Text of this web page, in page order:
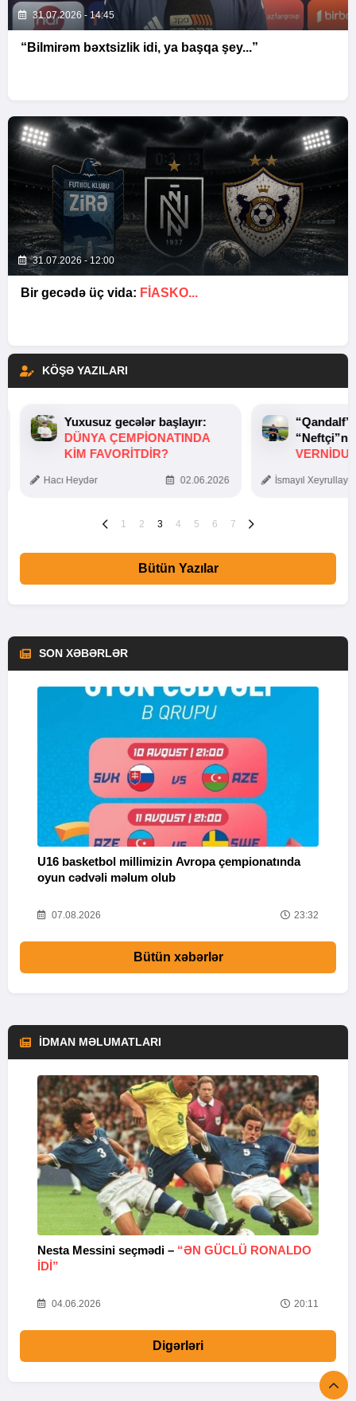
31.07.2026 - 14:45
“Bilmirəm bəxtsizlik idi, ya başqa şey...”
31.07.2026 - 12:00
Bir gecədə üç vida: FIASKO...
KÖŞƏ YAZILARI
Yuxusuz gecələr başlayır:
DÜNYA ÇEMPIONATINDA
KIM FAVORITDIR?
Hacı Heydər 02.06.2026 İsmayıl
1 2 3 4 5 6 7
Bütün Yazılar
SON XƏBƏRLƏR
U16 basketbol millimizin Avropa çempionatında
oyun cədvəli məlum olub
07.08.2026 23:32
Bütün xəbərlər
İDMAN MƏLUMATLARI
Nesta Messini seçmədi – “ƏN GÜCLÜ RONALDO
IDI”
04.06.2026 20:11
Digərləri